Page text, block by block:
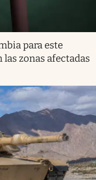
para este
las zonas afectadas